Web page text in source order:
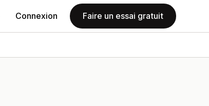
Connexion Faire un essai gratuit